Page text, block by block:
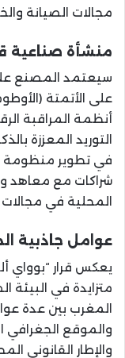
مجالات الصيانة
منشأة صناعية
سيعتمد المصنع
على الأتمتة
أنظمة المراقبة
التوريد المعززة
في تطوير منظومة
شراكات مع معاهد
المحلية في مجالات
عوامل جاذبية
يعكس قرار “بوواي
متزايدة في البيئة
المغرب بين عدة
والموقع الجغرافي
والإطار القانوني